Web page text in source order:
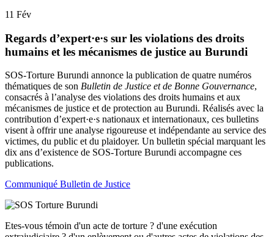
11 Fév
Regards d’expert·e·s sur les violations des droits
humains et les mécanismes de justice au Burundi
SOS-Torture Burundi annonce la publication de quatre numéros
thématiques de son Bulletin de Justice et de Bonne Gouvernance,
consacrés à l’analyse des violations des droits humains et aux
mécanismes de justice et de protection au Burundi. Réalisés avec la
contribution d’expert·e·s nationaux et internationaux, ces bulletins
visent à offrir une analyse rigoureuse et indépendante au service des
victimes, du public et du plaidoyer. Un bulletin spécial marquant les
dix ans d’existence de SOS-Torture Burundi accompagne ces
publications.
Communiqué Bulletin de Justice
Etes-vous témoin d'un acte de torture ? d'une exécution